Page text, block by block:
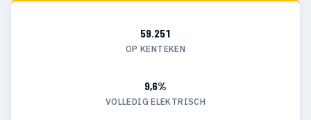
59.251
OP KENTEKEN
9,6%
VOLLEDIG ELEKTRISCH